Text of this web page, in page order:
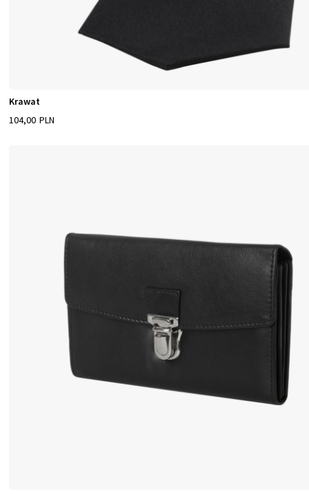
Krawat
104,00 PLN